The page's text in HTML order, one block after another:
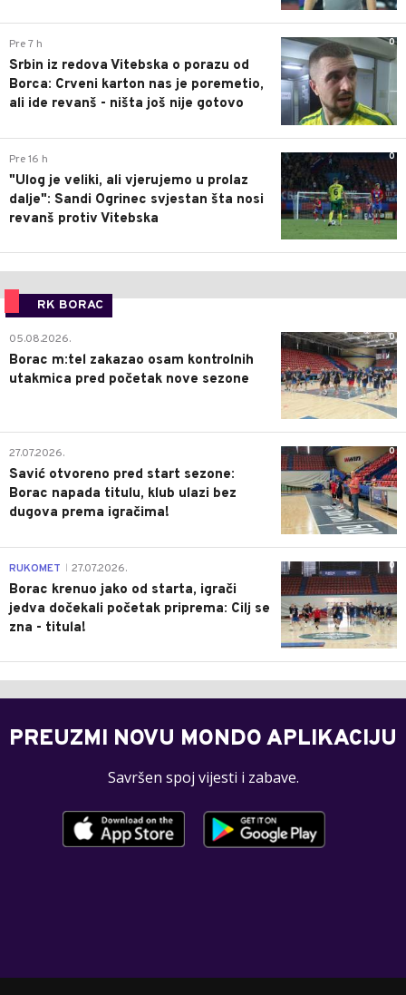
0
Pre 7 h
Srbin iz redova Vitebska o porazu od
Borca: Crveni karton nas je poremetio,
ali ide revanš - ništa još nije gotovo
0
Pre 16 h
"Ulog je veliki, ali vjerujemo u prolaz
dalje": Sandi Ogrinec svjestan šta nosi
revanš protiv Vitebska
RK BORAC
0
05.08.2026.
Borac m:tel zakazao osam kontrolnih
utakmica pred početak nove sezone
0
27.07.2026.
Savić otvoreno pred start sezone:
Borac napada titulu, klub ulazi bez
dugova prema igračima!
0
RUKOMET 27.07.2026.
Borac krenuo jako od starta, igrači
jedva dočekali početak priprema: Cilj se
zna - titula!
PREUZMI NOVU MONDO APLIKACIJU
Savršen spoj vijesti i zabave.